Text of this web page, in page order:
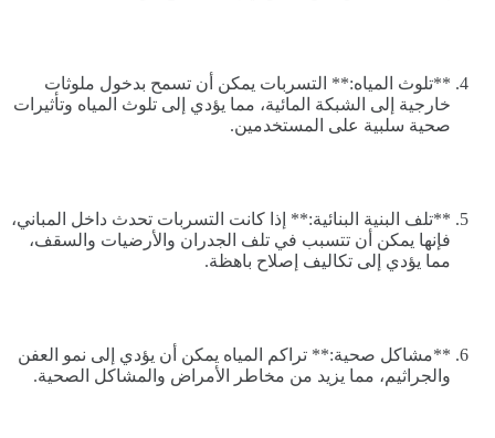
**تلوث المياه:** التسربات يمكن أن تسمح بدخول ملوثات
خارجية إلى الشبكة المائية، مما يؤدي إلى تلوث المياه وتأثيرات
صحية سلبية على المستخدمين.
**تلف البنية البنائية:** إذا كانت التسربات تحدث داخل المباني،
فإنها يمكن أن تتسبب في تلف الجدران والأرضيات والسقف،
مما يؤدي إلى تكاليف إصلاح باهظة.
**مشاكل صحية:** تراكم المياه يمكن أن يؤدي إلى نمو العفن
والجراثيم، مما يزيد من مخاطر الأمراض والمشاكل الصحية.